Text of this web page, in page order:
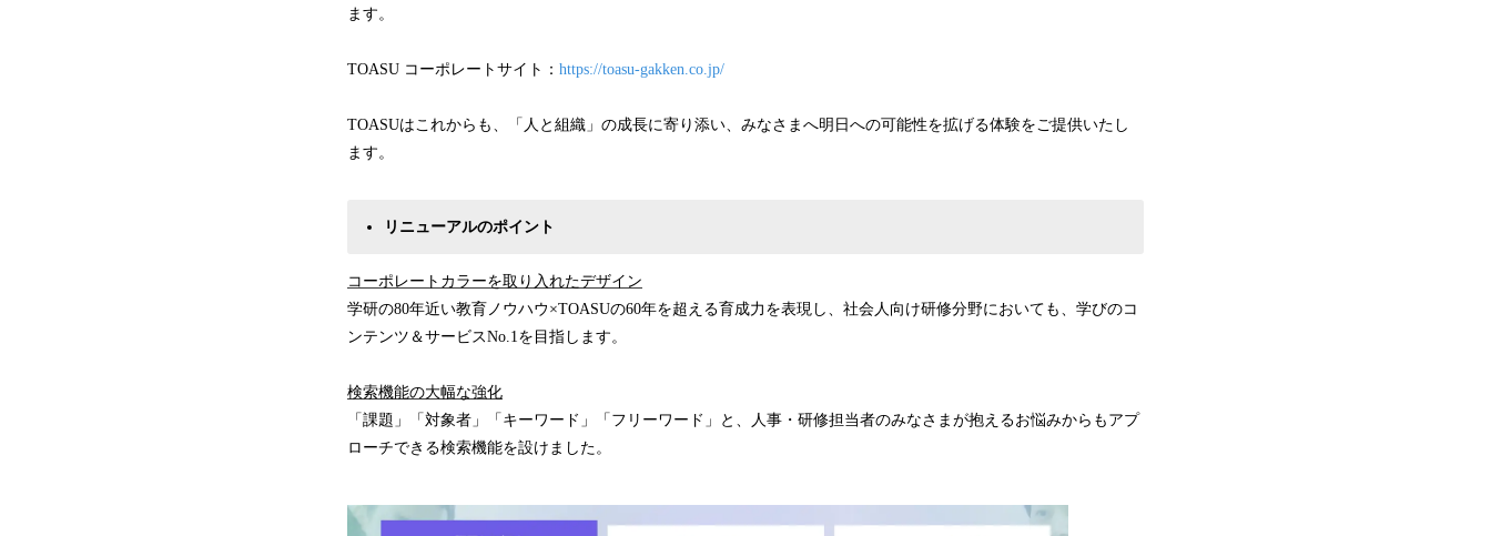
ます。
TOASU コーポレートサイト： https://toasu-gakken.co.jp/
TOASUはこれからも、「人と組織」の成長に寄り添い、みなさまへ明日への可能性を拡げる体験をご提供いたし
ます。
リニューアルのポイント
コーポレートカラーを取り入れたデザイン
学研の80年近い教育ノウハウ×TOASUの60年を超える育成力を表現し、社会人向け研修分野においても、学びのコ
ンテンツ＆サービスNo.1を目指します。
検索機能の大幅な強化
「課題」「対象者」「キーワード」「フリーワード」と、人事・研修担当者のみなさまが抱えるお悩みからもアプ
ローチできる検索機能を設けました。